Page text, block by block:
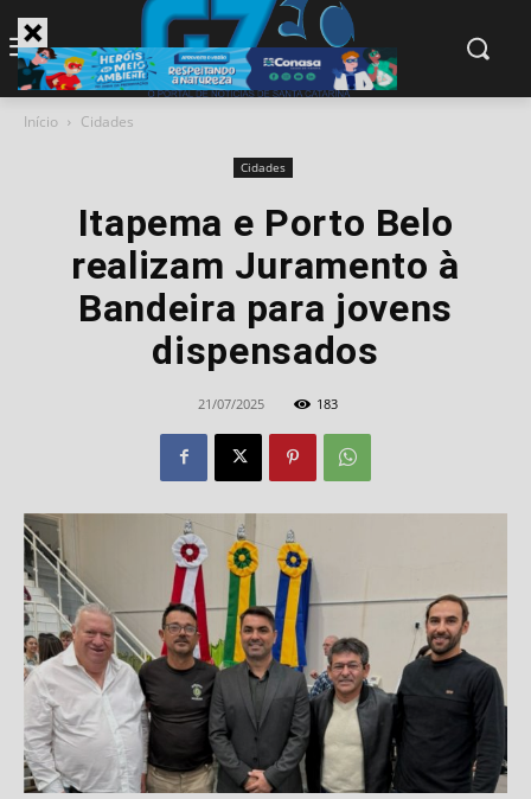
Início Cidades
Cidades
Itapema e Porto Belo
realizam Juramento à
Bandeira para jovens
dispensados
21/07/2025 183
modal-check